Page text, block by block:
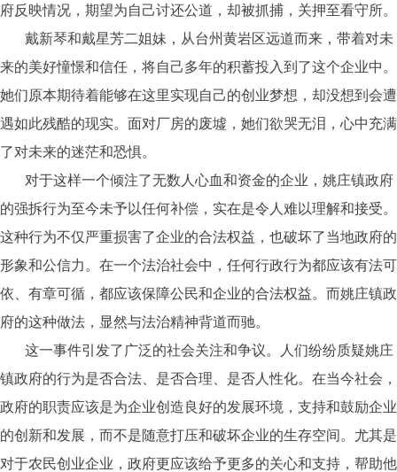
府反映情况，期望为自己讨还公道，却被抓捕，关押至看守所。
戴新琴和戴星芳二姐妹，从台州黄岩区远道而来，带着对未
来的美好憧憬和信任，将自己多年的积蓄投入到了这个企业中。
她们原本期待着能够在这里实现自己的创业梦想，却没想到会遭
遇如此残酷的现实。面对厂房的废墟，她们欲哭无泪，心中充满
了对未来的迷茫和恐惧。
对于这样一个倾注了无数人心血和资金的企业，姚庄镇政府
的强拆行为至今未予以任何补偿，实在是令人难以理解和接受。
这种行为不仅严重损害了企业的合法权益，也破坏了当地政府的
形象和公信力。在一个法治社会中，任何行政行为都应该有法可
依、有章可循，都应该保障公民和企业的合法权益。而姚庄镇政
府的这种做法，显然与法治精神背道而驰。
这一事件引发了广泛的社会关注和争议。人们纷纷质疑姚庄
镇政府的行为是否合法、是否合理、是否人性化。在当今社会，
政府的职责应该是为企业创造良好的发展环境，支持和鼓励企业
的创新和发展，而不是随意打压和破坏企业的生存空间。尤其是
对于农民创业企业，政府更应该给予更多的关心和支持，帮助他